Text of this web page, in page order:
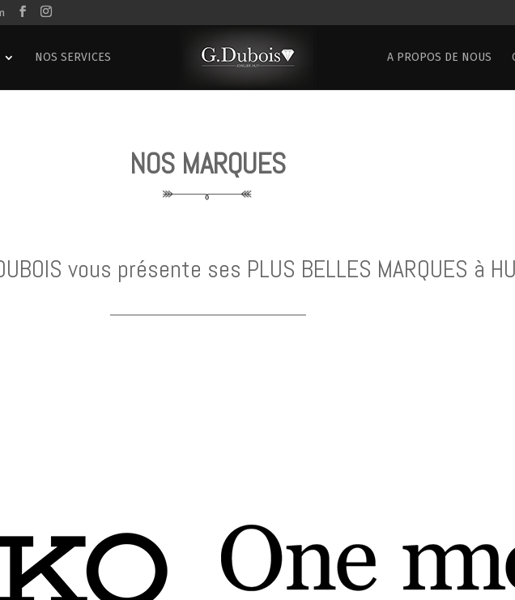
NOS SERVICES A PROPOS DE NOUS
NOS MARQUES
vous présente ses PLUS BELLES MARQUES à